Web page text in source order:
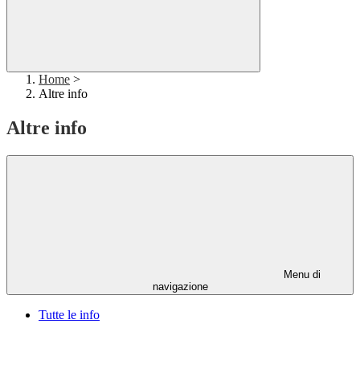
Home >
Altre info
Altre info
Menu di
navigazione
Tutte le info